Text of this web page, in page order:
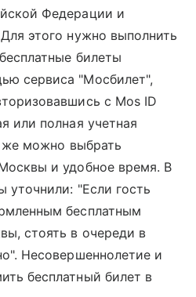
Федерации и
этого нужно выполнить
билеты
сервиса "Мосбилет",
с Mos ID
или полная учетная
же можно выбрать
и удобное время. В
уточнили: "Если гость
бесплатным
стоять в очереди в
Несовершеннолетие и
бесплатный билет в